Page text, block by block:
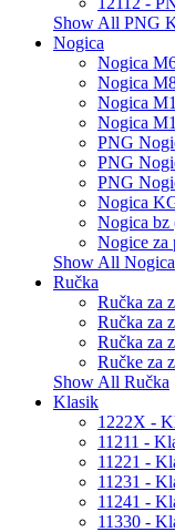
Show All PNG
Nogica
Nogica
Nogica
Nogica
Nogica
PNG
PNG
PNG
Nogica
Nogica bz
Nogice za
Show All Nogica
Ručka
Ručka za
Ručka za
Ručka za
Ručke za
Show All Ručka
Klasik
1222X -
11211 -
11221 -
11231 -
11241 -
11330 -